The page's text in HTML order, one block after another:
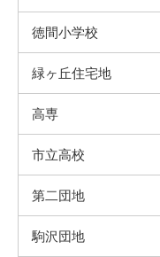
徳間小学校
緑ヶ丘住宅地
高専
市立高校
第二団地
駒沢団地